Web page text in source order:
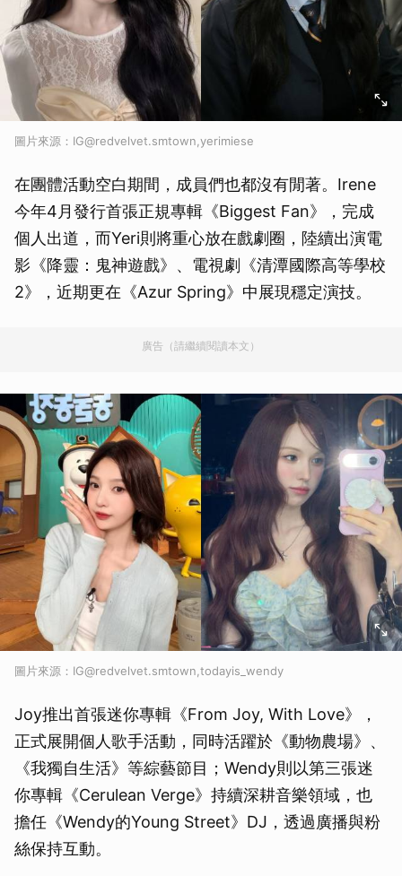
圖片來源：IG@redvelvet.smtown,yerimiese
在團體活動空白期間，成員們也都沒有閒著。Irene
今年4月發行首張正規專輯《Biggest Fan》，完成
個人出道，而Yeri則將重心放在戲劇圈，陸續出演電
影《降靈：鬼神遊戲》、電視劇《清潭國際高等學校
2》，近期更在《Azur Spring》中展現穩定演技。
廣告（請繼續閱讀本文）
圖片來源：IG@redvelvet.smtown,todayis_wendy
Joy推出首張迷你專輯《From Joy, With Love》，
正式展開個人歌手活動，同時活躍於《動物農場》、
《我獨自生活》等綜藝節目；Wendy則以第三張迷
你專輯《Cerulean Verge》持續深耕音樂領域，也
擔任《Wendy的Young Street》DJ，透過廣播與粉
絲保持互動。